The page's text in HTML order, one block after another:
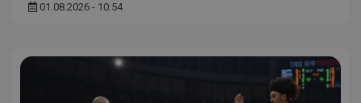
01.08.2026 - 10:54